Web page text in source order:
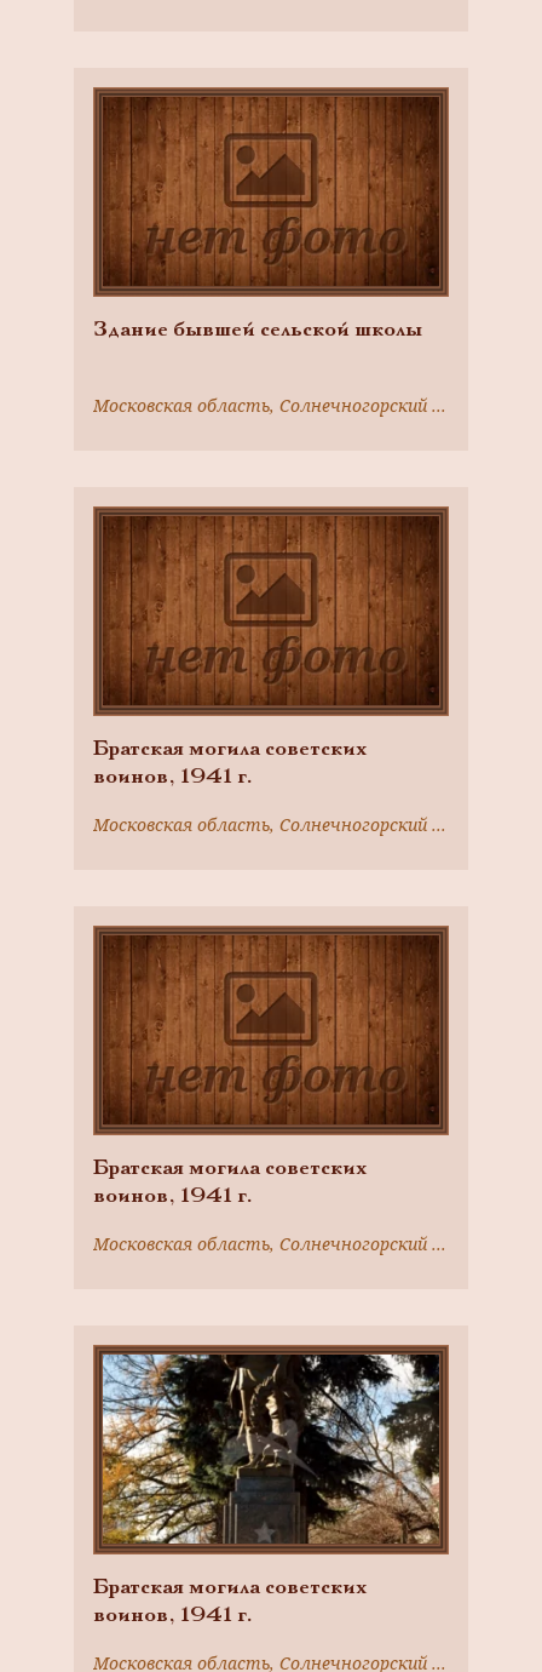
Здание бывшей сельской школы
Московская область, Солнечногорский район, с. Тараканово
Братская могила советских
воинов, 1941 г.
Московская область, Солнечногорский район, с. Тимоново
Братская могила советских
воинов, 1941 г.
Московская область, Солнечногорский район, д. Чашниково, 30 м от Ленинградского шоссе
Братская могила советских
воинов, 1941 г.
Московская область, Солнечногорский район, г. Солнечногорск, Красная ул.